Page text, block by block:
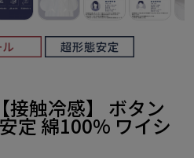
接触冷感】 ボタン
定 綿100% ワイシ